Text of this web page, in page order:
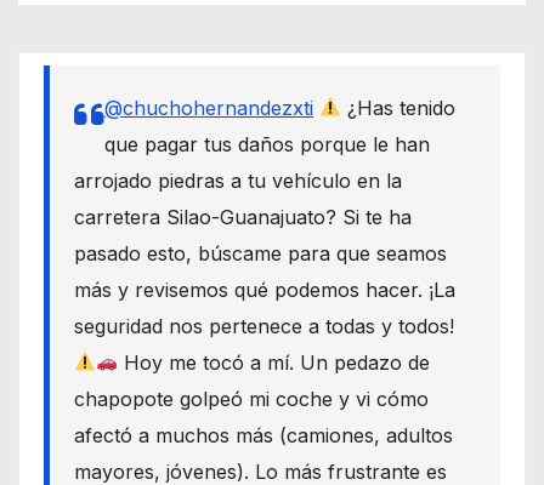
@chuchohernandezxti
¿Has tenido
que pagar tus daños porque le han
arrojado piedras a tu vehículo en la
carretera Silao-Guanajuato? Si te ha
pasado esto, búscame para que seamos
más y revisemos qué podemos hacer. ¡La
seguridad nos pertenece a todas y todos!
Hoy me tocó a mí. Un pedazo de
chapopote golpeó mi coche y vi cómo
afectó a muchos más (camiones, adultos
mayores, jóvenes). Lo más frustrante es